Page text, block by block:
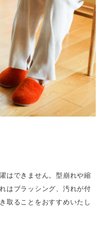
はできません。型崩れや縮
はブラッシング、汚れが付
取ることをおすすめいたし